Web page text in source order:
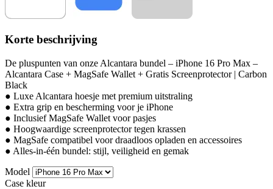
Korte beschrijving
De pluspunten van onze Alcantara bundel – iPhone 16 Pro Max –
Alcantara Case + MagSafe Wallet + Gratis Screenprotector | Carbon
Black
● Luxe Alcantara hoesje met premium uitstraling
● Extra grip en bescherming voor je iPhone
● Inclusief MagSafe Wallet voor pasjes
● Hoogwaardige screenprotector tegen krassen
● MagSafe compatibel voor draadloos opladen en accessoires
● Alles-in-één bundel: stijl, veiligheid en gemak
Model
Case kleur